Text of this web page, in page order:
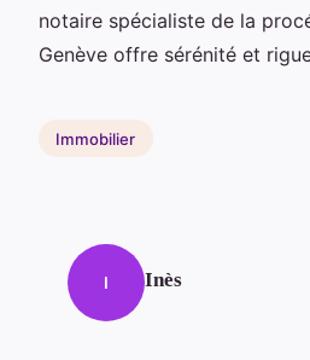
notaire spécialiste de la
Genève offre sérénité et
Immobilier
I Inès